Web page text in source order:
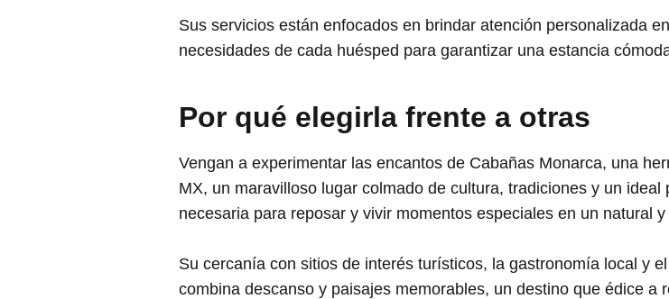
Sus servicios están enfocados en brindar atención personalizada
necesidades de cada huésped para garantizar una estancia
Por qué elegirla frente a otras
Vengan a experimentar las encantos de Cabañas Monarca, una
MX, un maravilloso lugar colmado de cultura, tradiciones y un
necesaria para reposar y vivir momentos especiales en un natural
Su cercanía con sitios de interés turísticos, la gastronomía local y
combina descanso y paisajes memorables, un destino que édice a